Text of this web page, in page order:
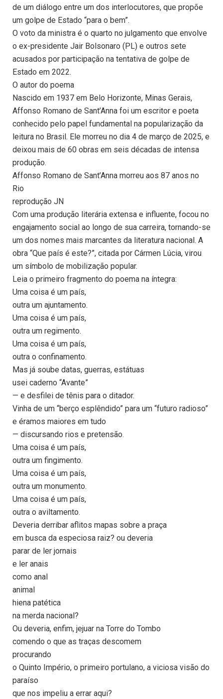
de um diálogo entre um dos interlocutores, que propõe
um golpe de Estado “para o bem”.
O voto da ministra é o quarto no julgamento que envolve
o ex-presidente Jair Bolsonaro (PL) e outros sete
acusados por participação na tentativa de golpe de
Estado em 2022.
O autor do poema
Nascido em 1937 em Belo Horizonte, Minas Gerais,
Affonso Romano de Sant’Anna foi um escritor e poeta
conhecido pelo papel fundamental na popularização da
leitura no Brasil. Ele morreu no dia 4 de março de 2025, e
deixou mais de 60 obras em seis décadas de intensa
produção.
Affonso Romano de Sant’Anna morreu aos 87 anos no
Rio
reprodução JN
Com uma produção literária extensa e influente, focou no
engajamento social ao longo de sua carreira, tornando-se
um dos nomes mais marcantes da literatura nacional. A
obra “Que país é este?”, citada por Cármen Lúcia, virou
um símbolo de mobilização popular.
Leia o primeiro fragmento do poema na íntegra:
Uma coisa é um país,
outra um ajuntamento.
Uma coisa é um país,
outra um regimento.
Uma coisa é um país,
outra o confinamento.
Mas já soube datas, guerras, estátuas
usei caderno “Avante”
— e desfilei de tênis para o ditador.
Vinha de um “berço esplêndido” para um “futuro radioso”
e éramos maiores em tudo
— discursando rios e pretensão.
Uma coisa é um país,
outra um fingimento.
Uma coisa é um país,
outra um monumento.
Uma coisa é um país,
outra o aviltamento.
Deveria derribar aflitos mapas sobre a praça
em busca da especiosa raiz? ou deveria
parar de ler jornais
e ler anais
como anal
animal
hiena patética
na merda nacional?
Ou deveria, enfim, jejuar na Torre do Tombo
comendo o que as traças descomem
procurando
o Quinto Império, o primeiro portulano, a viciosa visão do
paraíso
que nos impeliu a errar aqui?